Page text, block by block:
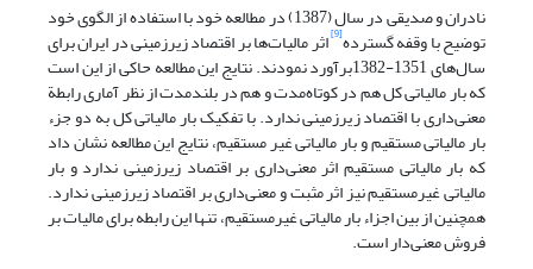
نادران و صدیقی در سال (1387) در مطالعه خود با استفاده از الگوی خود
توضیح با وقفه گسترده[9] اثر مالیات‌ها بر اقتصاد زیرزمینی در ایران برای
سال‌های 1351-1382برآورد نمودند. نتایج این مطالعه حاکی از این است
که بار مالیاتی کل هم در کوتاه‌مدت و هم در بلندمدت از نظر آماری رابطة
معنی‌داری با اقتصاد زیرزمینی ندارد. با تفکیک بار مالیاتی کل به دو جزء
بار مالیاتی مستقیم و بار مالیاتی غیر مستقیم، نتایج این مطالعه نشان داد
که بار مالیاتی مستقیم اثر معنی‌داری بر اقتصاد زیرزمینی ندارد و بار
مالیاتی غیرمستقیم نیز اثر مثبت و معنی‌داری بر اقتصاد زیرزمینی ندارد.
همچنین از بین اجزاء بار مالیاتی غیرمستقیم، تنها این رابطه برای مالیات بر
فروش معنی‌دار است.